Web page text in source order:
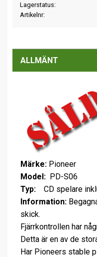
Lagerstatus
Artikelnr
ALLMÄNT
Märke: Pioneer
Model: PD-S06
Typ: CD spelare
Information:
skick.
Fjärrkontrollen har
Detta är en av de
Har Pioneers stable